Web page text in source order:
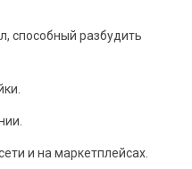
способный разбудить
и на маркетплейсах.